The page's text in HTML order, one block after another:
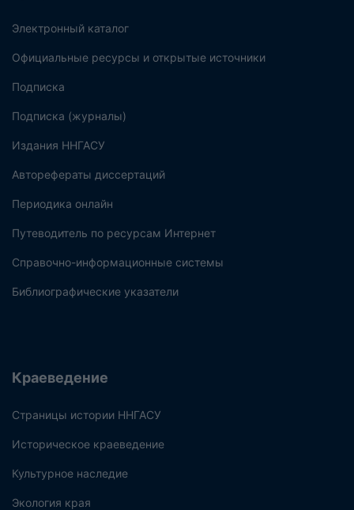
Электронный каталог
Официальные ресурсы и открытые источники
Подписка
Подписка (журналы)
Издания ННГАСУ
Авторефераты диссертаций
Периодика онлайн
Путеводитель по ресурсам Интернет
Справочно-информационные системы
Библиографические указатели
Краеведение
Страницы истории ННГАСУ
Историческое краеведение
Культурное наследие
Экология края